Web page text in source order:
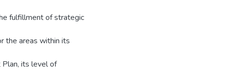
fulfillment of strategic
the areas within its
its level of